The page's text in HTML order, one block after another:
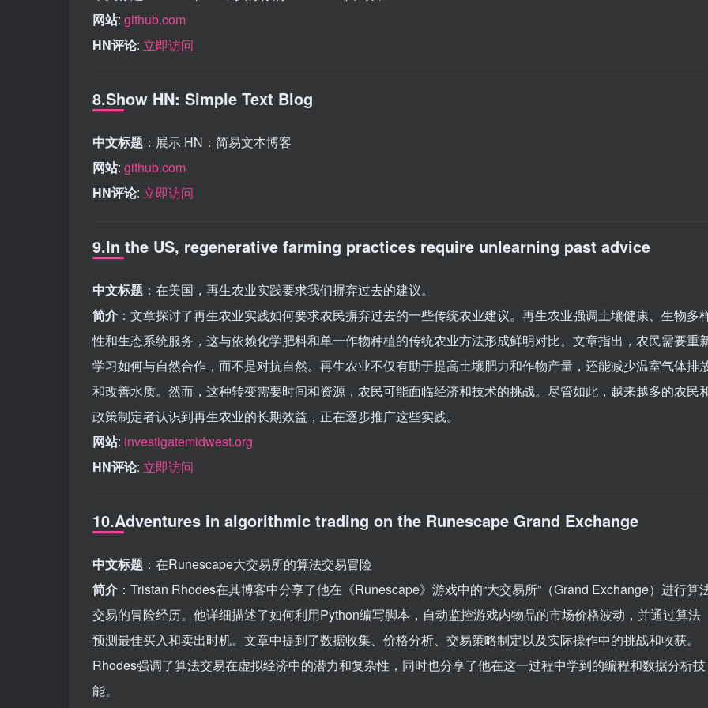
网站: github.com
HN评论: 立即访问
8.Show HN: Simple Text Blog
中文标题 ：展示 HN：简易文本博客
网站: github.com
HN评论: 立即访问
9.In the US, regenerative farming practices require unlearning past advice
中文标题 ：在美国，再生农业实践要求我们摒弃过去的建议。
简介 ：文章探讨了再生农业实践如何要求农民摒弃过去的一些传统农业建议。再生农业强调土壤健康、生物多
性和生态系统服务，这与依赖化学肥料和单一作物种植的传统农业方法形成鲜明对比。文章指出，农民需要重
学习如何与自然合作，而不是对抗自然。再生农业不仅有助于提高土壤肥力和作物产量，还能减少温室气体排
和改善水质。然而，这种转变需要时间和资源，农民可能面临经济和技术的挑战。尽管如此，越来越多的农民
政策制定者认识到再生农业的长期效益，正在逐步推广这些实践。
网站: investigatemidwest.org
HN评论: 立即访问
10.Adventures in algorithmic trading on the Runescape Grand Exchange
中文标题 ：在Runescape大交易所的算法交易冒险
简介 ：Tristan Rhodes在其博客中分享了他在《Runescape》游戏中的“大交易所”（Grand Exchange）进行算
交易的冒险经历。他详细描述了如何利用Python编写脚本，自动监控游戏内物品的市场价格波动，并通过算法
预测最佳买入和卖出时机。文章中提到了数据收集、价格分析、交易策略制定以及实际操作中的挑战和收获。
Rhodes强调了算法交易在虚拟经济中的潜力和复杂性，同时也分享了他在这一过程中学到的编程和数据分析技
能。